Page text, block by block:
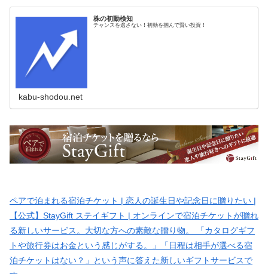
株の初動検知
チャンスを逃さない！初動を掴んで賢い投資！
kabu-shodou.net
ペアで泊まれる宿泊チケット | 恋人の誕生日や記念日に贈りたい |
【公式】StayGift ステイギフト | オンラインで宿泊チケットが贈れ
る新しいサービス。大切な方への素敵な贈り物。 「カタログギフ
トや旅行券はお金という感じがする。」「日程は相手が選べる宿
泊チケットはない？」という声に答えた新しいギフトサービスで